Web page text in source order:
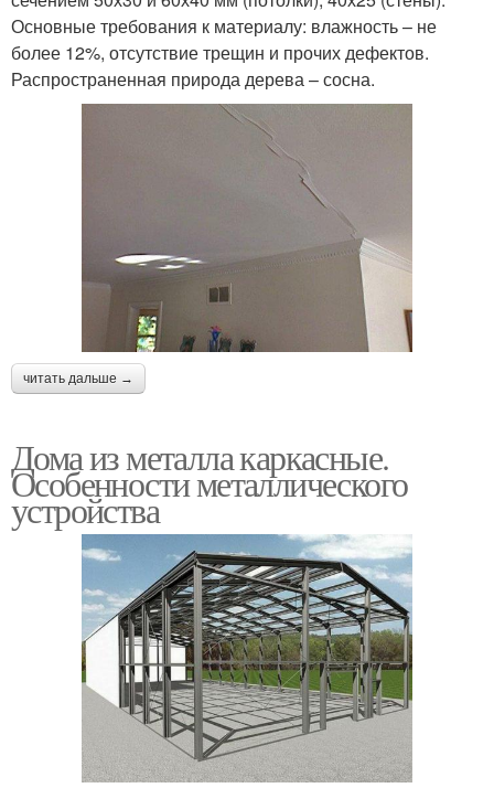
Основные требования к материалу: влажность – не
более 12%, отсутствие трещин и прочих дефектов.
Распространенная природа дерева – сосна.
читать дальше →
Дома из металла каркасные.
Особенности металлического
устройства